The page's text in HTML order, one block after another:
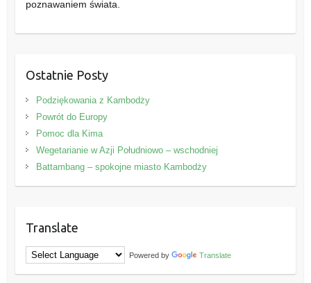
poznawaniem świata.
Ostatnie Posty
Podziękowania z Kambodży
Powrót do Europy
Pomoc dla Kima
Wegetarianie w Azji Południowo – wschodniej
Battambang – spokojne miasto Kambodży
Translate
Powered by Translate